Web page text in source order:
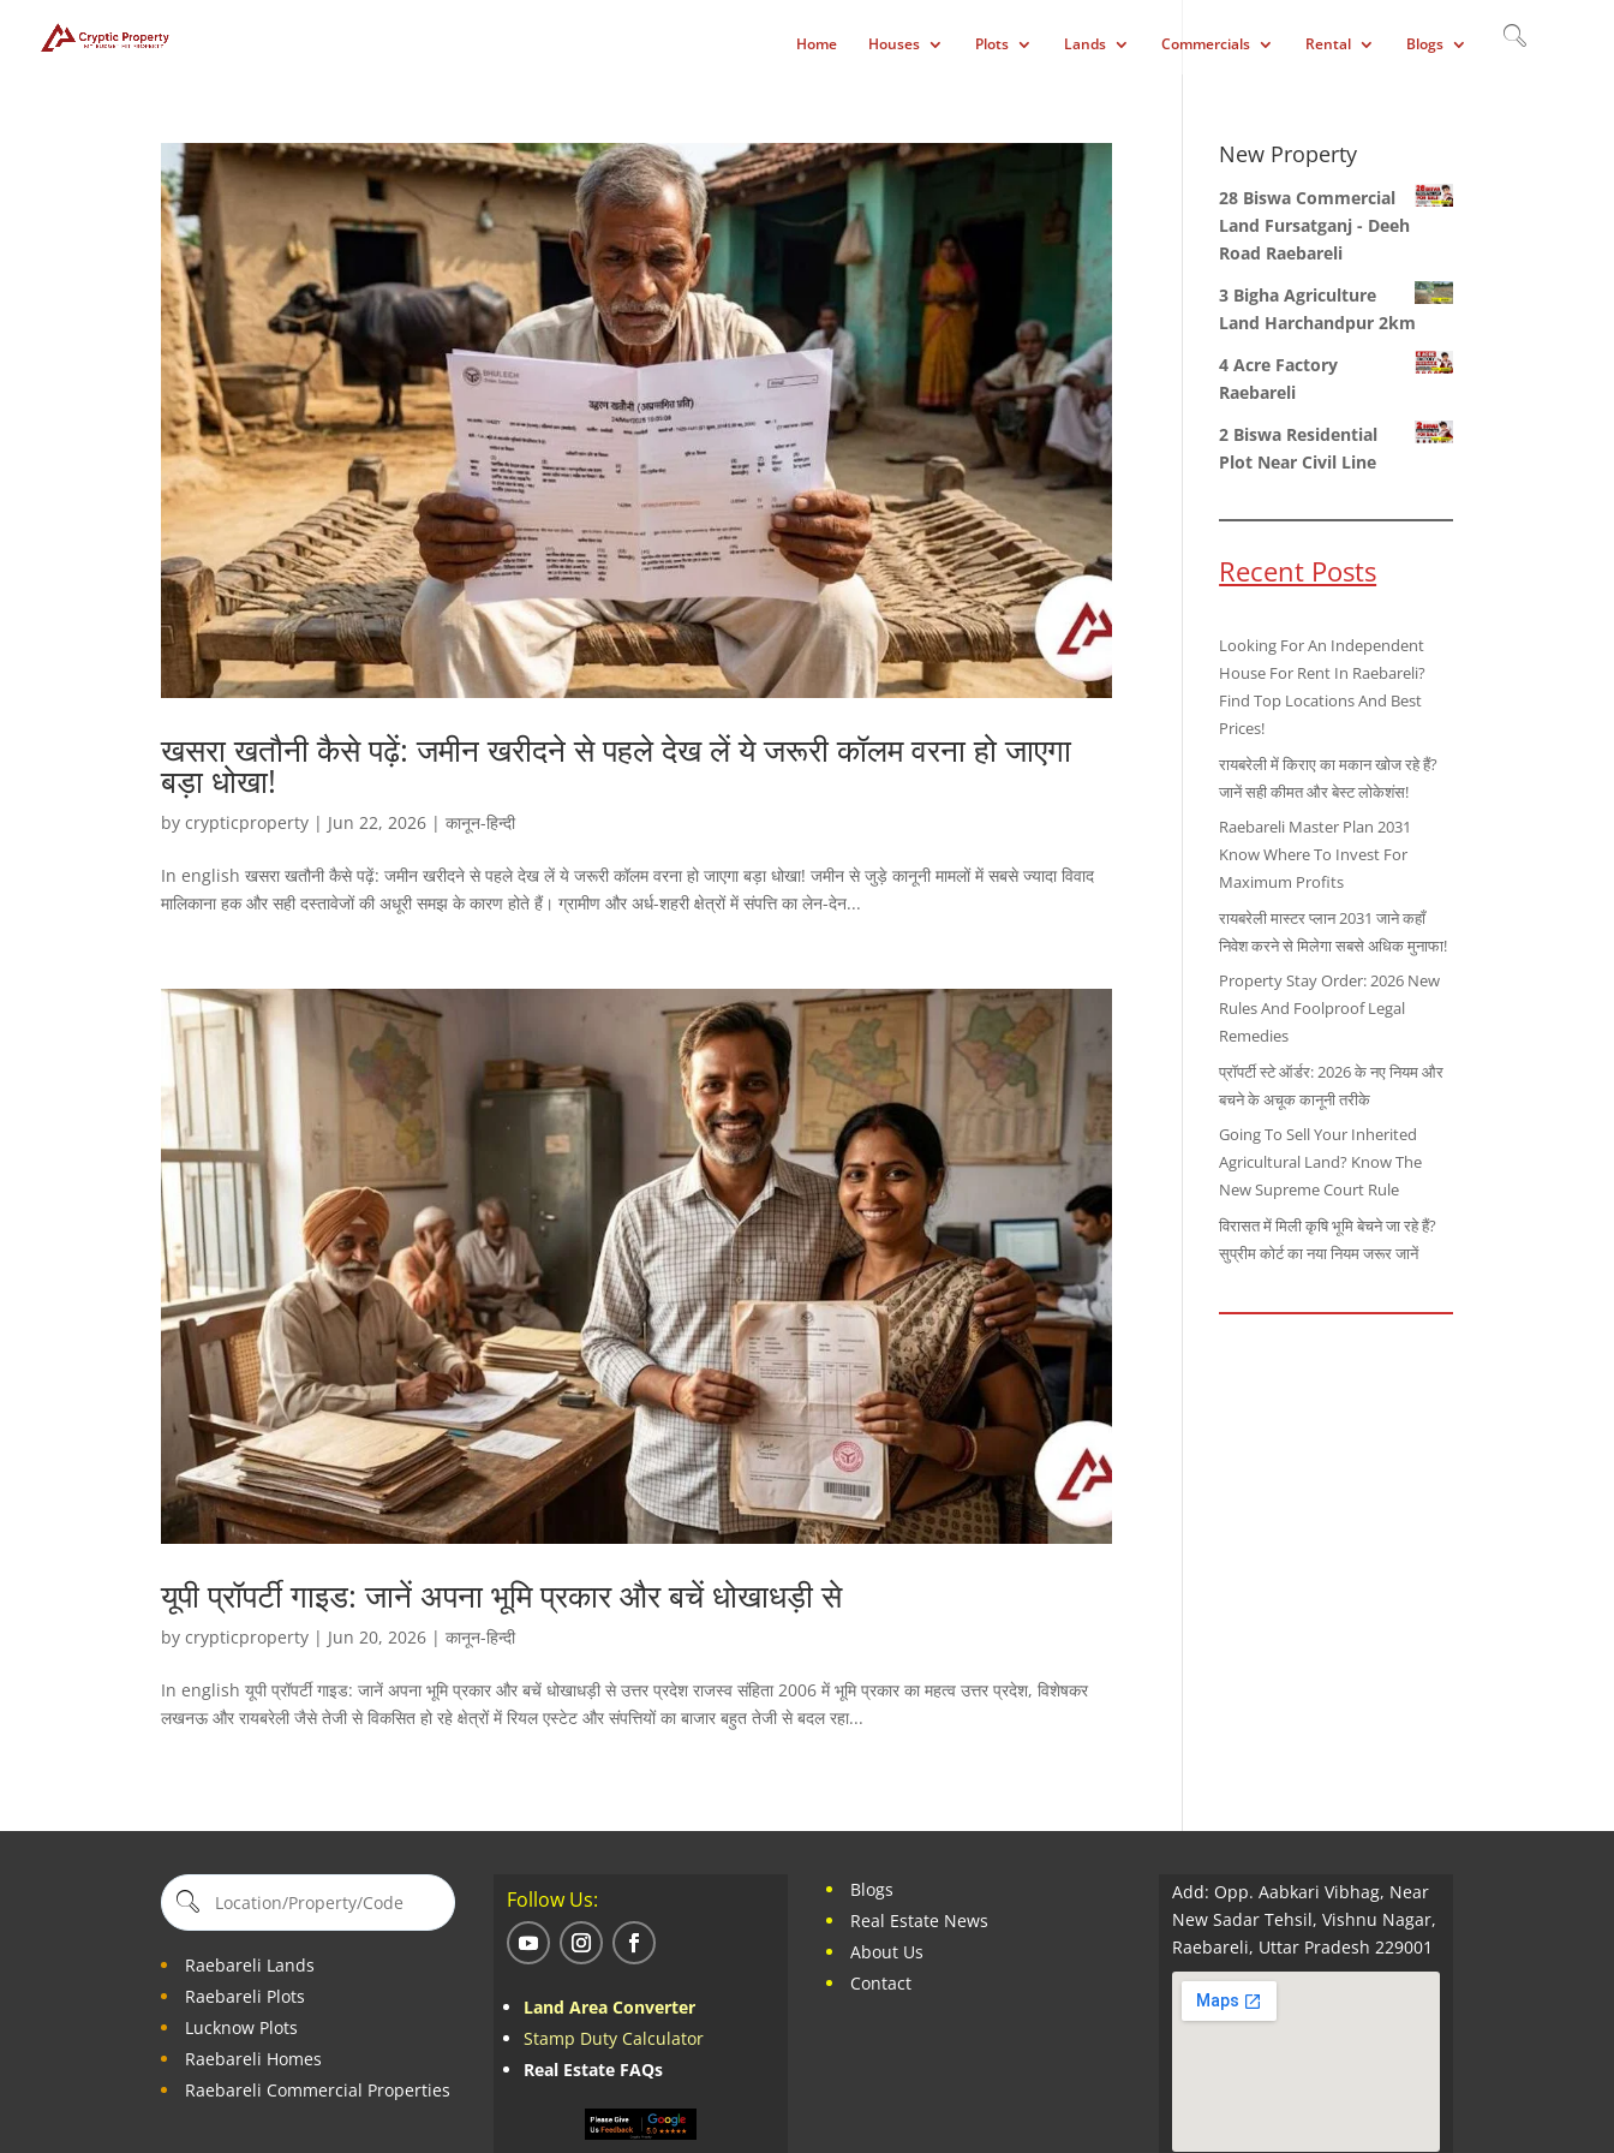
Home Houses Plots Lands Commercials Rental Blogs
खसरा खतौनी कैसे पढ़ें: जमीन खरीदने से पहले देख लें ये जरूरी कॉलम वरना हो जाएगा
बड़ा धोखा!
bycrypticproperty | Jun 22, 2026 |कानून-हिन्दी
In english खसरा खतौनी कैसे पढ़ें: जमीन खरीदने से पहले देख लें ये जरूरी कॉलम वरना हो जाएगा बड़ा धोखा! जमीन से जुड़े कानूनी मामलों में सबसे ज्यादा विवाद
मालिकाना हक और सही दस्तावेजों की अधूरी समझ के कारण होते हैं। ग्रामीण और अर्ध-शहरी क्षेत्रों में संपत्ति का लेन-देन...
यूपी प्रॉपर्टी गाइड: जानें अपना भूमि प्रकार और बचें धोखाधड़ी से
bycrypticproperty | Jun 20, 2026 |कानून-हिन्दी
In english यूपी प्रॉपर्टी गाइड: जानें अपना भूमि प्रकार और बचें धोखाधड़ी से उत्तर प्रदेश राजस्व संहिता 2006 में भूमि प्रकार का महत्व उत्तर प्रदेश, विशेषकर
लखनऊ और रायबरेली जैसे तेजी से विकसित हो रहे क्षेत्रों में रियल एस्टेट और संपत्तियों का बाजार बहुत तेजी से बदल रहा...
New Property
28 Biswa Commercial
Land Fursatganj - Deeh
Road Raebareli
3 Bigha Agriculture
Land Harchandpur 2km
4 Acre Factory
Raebareli
2 Biswa Residential
Plot Near Civil Line
Recent Posts
Looking For An Independent
House For Rent In Raebareli?
Find Top Locations And Best
Prices!
रायबरेली में किराए का मकान खोज रहे हैं?
जानें सही कीमत और बेस्ट लोकेशंस!
Raebareli Master Plan 2031
Know Where To Invest For
Maximum Profits
रायबरेली मास्टर प्लान 2031 जाने कहाँ
निवेश करने से मिलेगा सबसे अधिक मुनाफा!
Property Stay Order: 2026 New
Rules And Foolproof Legal
Remedies
प्रॉपर्टी स्टे ऑर्डर: 2026 के नए नियम और
बचने के अचूक कानूनी तरीके
Going To Sell Your Inherited
Agricultural Land? Know The
New Supreme Court Rule
विरासत में मिली कृषि भूमि बेचने जा रहे हैं?
सुप्रीम कोर्ट का नया नियम जरूर जानें
Raebareli Lands
Raebareli Plots
Lucknow Plots
Raebareli Homes
Raebareli Commercial Properties
Follow Us:
Land Area Converter
Stamp Duty Calculator
Real Estate FAQs
Blogs
Real Estate News
About Us
Contact
Add: Opp. Aabkari Vibhag, Near
New Sadar Tehsil, Vishnu Nagar,
Raebareli, Uttar Pradesh 229001